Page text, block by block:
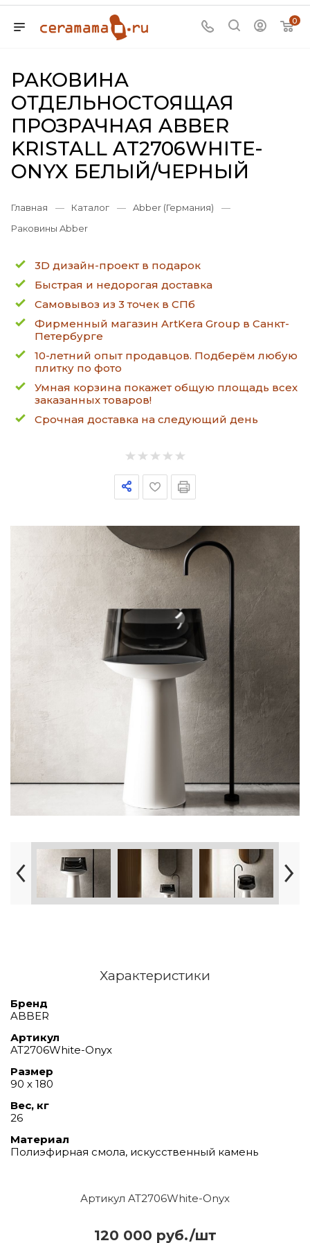
0
РАКОВИНА
ОТДЕЛЬНОСТОЯЩАЯ
ПРОЗРАЧНАЯ ABBER
KRISTALL AT2706WHITE-
ONYX БЕЛЫЙ/ЧЕРНЫЙ
Главная — Каталог — Abber (Германия)
—
Раковины Abber
3D дизайн-проект в подарок
Быстрая и недорогая доставка
Самовывоз из 3 точек в СПб
Фирменный магазин ArtKera Group в Санкт-
Петербурге
10-летний опыт продавцов. Подберём любую
плитку по фото
Умная корзина покажет общую площадь всех
заказанных товаров!
Срочная доставка на следующий день
Артикул AT2706White-Onyx
120 000 руб./шт
Характеристики
Бренд
ABBER
Артикул
AT2706White-Onyx
Размер
90 х 180
Вес, кг
26
Материал
Полиэфирная смола, искусственный камень